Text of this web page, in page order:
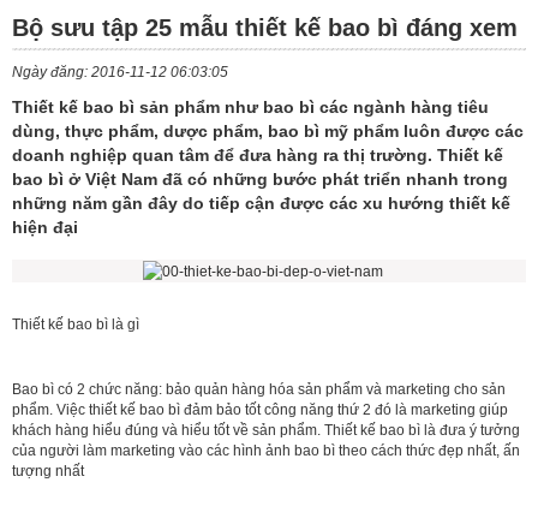
SẢN
PHẨM
IN
DỊCH
VỤ
KHUYẾN
TIN
THƯ
VIỆN
Bộ sưu tập 25 mẫu thiết kế bao bì đáng xem
Ngày đăng: 2016-11-12 06:03:05
Thiết kế bao bì sản phẩm như bao bì các ngành hàng tiêu
dùng, thực phẩm, dược phẩm, bao bì mỹ phẩm luôn được các
doanh nghiệp quan tâm để đưa hàng ra thị trường. Thiết kế
bao bì ở Việt Nam đã có những bước phát triển nhanh trong
những năm gần đây do tiếp cận được các xu hướng thiết kế
hiện đại
Thiết kế bao bì là gì
Bao bì có 2 chức năng: bảo quản hàng hóa sản phẩm và marketing cho sản
phẩm. Việc thiết kế bao bì đảm bảo tốt công năng thứ 2 đó là marketing giúp
khách hàng hiểu đúng và hiểu tốt về sản phẩm. Thiết kế bao bì là đưa ý tưởng
của người làm marketing vào các hình ảnh bao bì theo cách thức đẹp nhất, ấn
tượng nhất